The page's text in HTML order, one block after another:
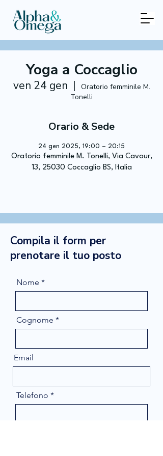
Yoga a Coccaglio
ven 24 gen
  |
Oratorio femminile M.
Tonelli
Orario & Sede
24 gen 2025, 19:00 – 20:15
Oratorio femminile M. Tonelli, Via Cavour,
13, 25030 Coccaglio BS, Italia
Compila il form per
prenotare il tuo posto
Nome
Cognome
Email
Telefono